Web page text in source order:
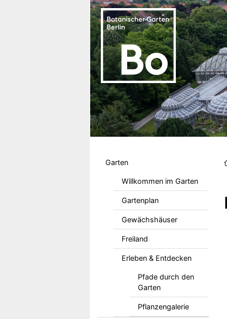
Garten
Willkommen im Garten
Gartenplan
Gewächshäuser
Freiland
Erleben & Entdecken
Pfade durch den
Garten
Pflanzengalerie